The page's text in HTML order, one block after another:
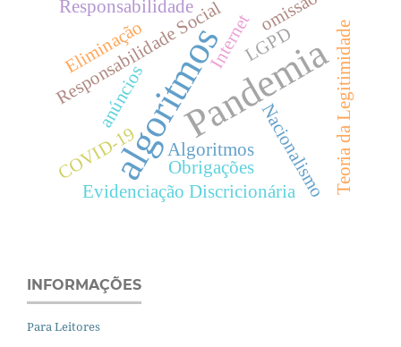
algoritmosPandemia
Responsabilidade Social Teoria da Legitimidade
Evidenciação Discricionária
Internet
Nacionalismo
anúncios
Algoritmos
Eliminação
Responsabilidade
LGPD
Obrigações
omissão
COVID-19
INFORMAÇÕES
Para Leitores